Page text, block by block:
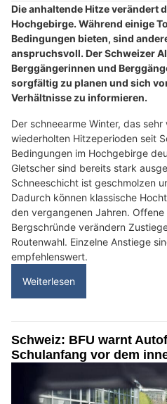
Die anhaltende Hitze verändert
Hochgebirge. Während einige
Bedingungen bieten, sind
anspruchsvoll. Der Schweizer
Berggängerinnen und
sorgfältig zu planen und sich
Verhältnisse zu informieren.
Der schneearme Winter, das
wiederholten Hitzeperioden seit
Bedingungen im Hochgebirge
Gletscher sind bereits stark
Schneeschicht ist geschmolzen
Dadurch können klassische
den vergangenen Jahren.
Bergschründe verändern
Routenwahl. Einzelne Anstiege
empfehlenswert.
Weiterlesen
Schweiz: BFU warnt
Schulanfang vor dem